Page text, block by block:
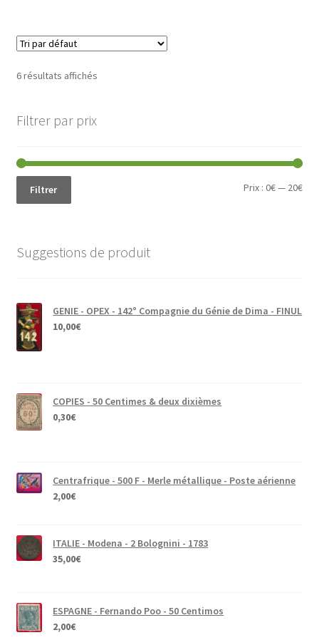
6 résultats affichés
Filtrer par prix
Prix
Prix
Filtrer Prix :0€— 20€
Suggestions de produit
GENIE - OPEX - 142° Compagnie du Génie de Dima - FINUL
10,00€
COPIES - 50 Centimes & deux dixièmes
0,30€
Centrafrique - 500 F - Merle métallique - Poste aérienne
2,00€
ITALIE - Modena - 2 Bolognini - 1783
35,00€
ESPAGNE - Fernando Poo - 50 Centimos
2,00€